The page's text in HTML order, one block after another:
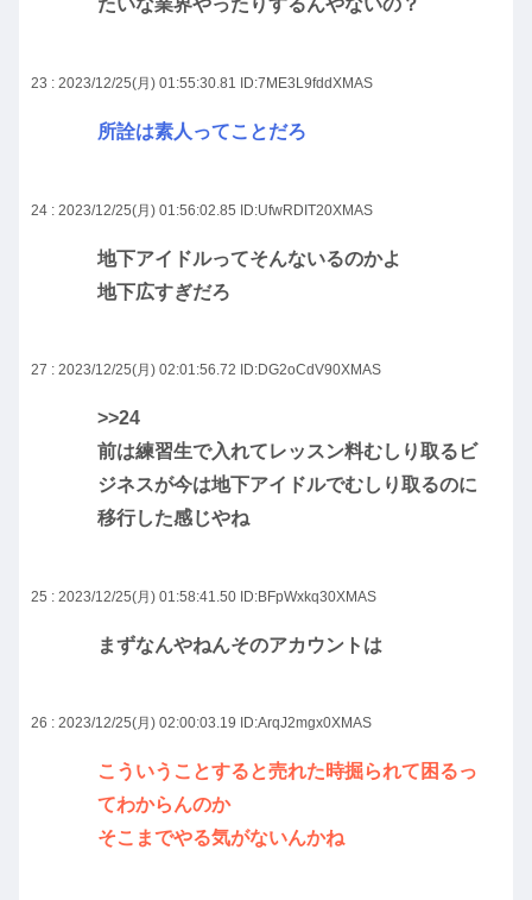
たいな業界やったりするんやないの？
23 : 2023/12/25(月) 01:55:30.81 ID:7ME3L9fddXMAS
所詮は素人ってことだろ
24 : 2023/12/25(月) 01:56:02.85 ID:UfwRDIT20XMAS
地下アイドルってそんないるのかよ
地下広すぎだろ
27 : 2023/12/25(月) 02:01:56.72 ID:DG2oCdV90XMAS
>>24
前は練習生で入れてレッスン料むしり取るビ
ジネスが今は地下アイドルでむしり取るのに
移行した感じやね
25 : 2023/12/25(月) 01:58:41.50 ID:BFpWxkq30XMAS
まずなんやねんそのアカウントは
26 : 2023/12/25(月) 02:00:03.19 ID:ArqJ2mgx0XMAS
こういうことすると売れた時掘られて困るっ
てわからんのか
そこまでやる気がないんかね